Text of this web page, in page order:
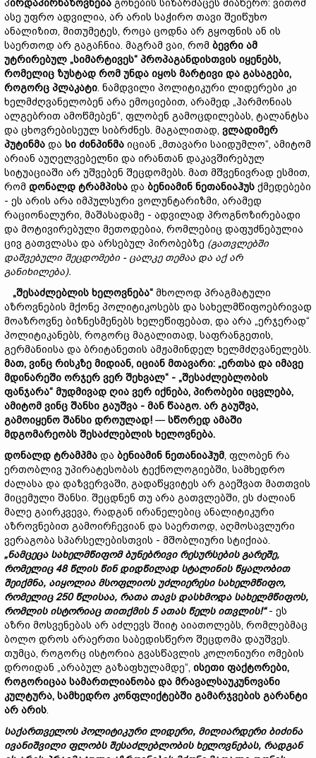
პირდაპირხაზოვნება გონების სიზარმაცეს მიაწერო: ვითომ
ასე უფრო ადვილია, არ არის საჭირო თავი შეიწუხო
ანალიზით, მითუმეტეს, როცა ცოდნა არ გყოფნის ან ის
საერთოდ არ გაგაჩნია. მაგრამ ვაი, რომ ბევრი ამ
უტრირებულ „სიმარტივეს“ პროპაგანდისთვის იყენებს,
რომელიც ზუსტად რომ უნდა იყოს მარტივი და გასაგები,
როგორც პლაკატი. ნამდვილი პოლიტიკური ლიდერები კი
ხელმძღვანელობენ არა ემოციებით, არამედ „ჰარმონიას
ალგებრით ამოწმებენ“, ფლობენ გამოცდილებას, ტალანტსა
და ცხოვრებისეულ სიბრძნეს. მაგალითად, ვლადიმერ
პუტინმა და სი ძინპინმა იციან „მთავარი საიდუმლო“, ამიტომ
არიან აუღელვებელნი და ირანთან დაკავშირებულ
სიტუაციაში არ უშვებენ შეცდომებს. მათ მშვენივრად ესმით,
რომ დონალდ ტრამპისა და ბენიამინ ნეთანიაჰუს ქმედებები
- ეს არის არა იმპულსური ვოლუნტარიზმი, არამედ
რაციონალური, მაშასადამე - ადვილად პროგნოზირებადი
და მოტივირებული მეთოდებია, რომლებიც დაფუძნებულია
ცივ გათვლასა და არსებულ პირობებზე (გათვლებში
დაშვებული შეცდომები - ცალკე თემაა და აქარ
განიხილება).
„შესაძლებლის ხელოვნება“ მხოლოდ პრაგმატული
აზროვნების მქონე პოლიტიკოსებს და სახელმწიფოებრივად
მოაზროვნე ბიზნესმენებს ხელეწიფებათ, და არა „ერჯერად“
პოლიტიკანებს, როგორც მაგალითად, საფრანგეთის,
გერმანიისა და ბრიტანეთის ამჟამინდელ ხელმძღვანელებს.
მათ, ვინც რისკზე მიდიან, იციან მთავარი: „ერთსა და იმავე
მდინარეში ორჯერ ვერ შეხვალ“ - „შესაძლებლობის
ფანჯარა“ მუდმივად ღია ვერ იქნება, პირობები იცვლება,
ამიტომ ვინც შანსი გაუშვა - მან წააგო. არ გაუშვა,
გამოიყენო შანსი დროულად! — სწორედ ამაში
მდგომარეობს შესაძლებლის ხელოვნება.
დონალდ ტრამპმა და ბენიამინ ნეთანიაჰუმ, ფლობენ რა
ერთობლივ უპირატესობას ტექნოლოგიებში, სამხედრო
ძალასა და დაზვერვაში, გადაწყვიტეს არ გაეშვათ მათთვის
მიცემული შანსი. შეცდნენ თუ არა გათვლებში, ეს ძალიან
მალე გაირკვევა, რადგან ირანელებიც ანალიტიკური
აზროვნებით გამოირჩევიან და საერთოდ, აღმოსავლური
ვერაგობა სპარსელებისთვის - მშობლიური სტიქიაა.
„ნამცეცა სახელმწიფომბუნებრივი რესურსებისგარეშე,
რომელიც 48წლის წინდიდწილად სტალინის წყალობით
შეიქმნა, აიყოლია მსოფლიოს უძლიერესი სახელმწიფო,
რომელიც 250წლისაა, რათა თავს დასხმოდა სახელმწიფოს,
რომლის ისტორიაც თითქმის 5ათას წელს ითვლის!“- ეს
აზრი მოსვენებას არ აძლევს შიიტ აიათოლებს, რომლებმაც
ბოლო დროს არაერთი საბედისწერო შეცდომა დაუშვეს.
თუმცა, როგორც ისტორია გვასწავლის კოლონიური ომების
დროიდან „არაბულ გაზაფხულამდე“, ისეთი ფაქტორები,
როგორიცაა სამართლიანობა და მრავალსაუკუნოვანი
კულტურა, სამხედრო კონფლიქტებში გამარჯვების გარანტი
არ არის.
საქართველოს პოლიტიკური ლიდერი, მილიარდერი ბიძინა
ივანიშვილი ფლობს შესაძლებლობის ხელოვნებას, რადგან